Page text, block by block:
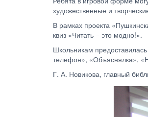
художественные и
В рамках проекта
квиз «Читать – это модно!».
Школьникам
телефон», «Объяснялка»,
Г. А. Новикова, главный